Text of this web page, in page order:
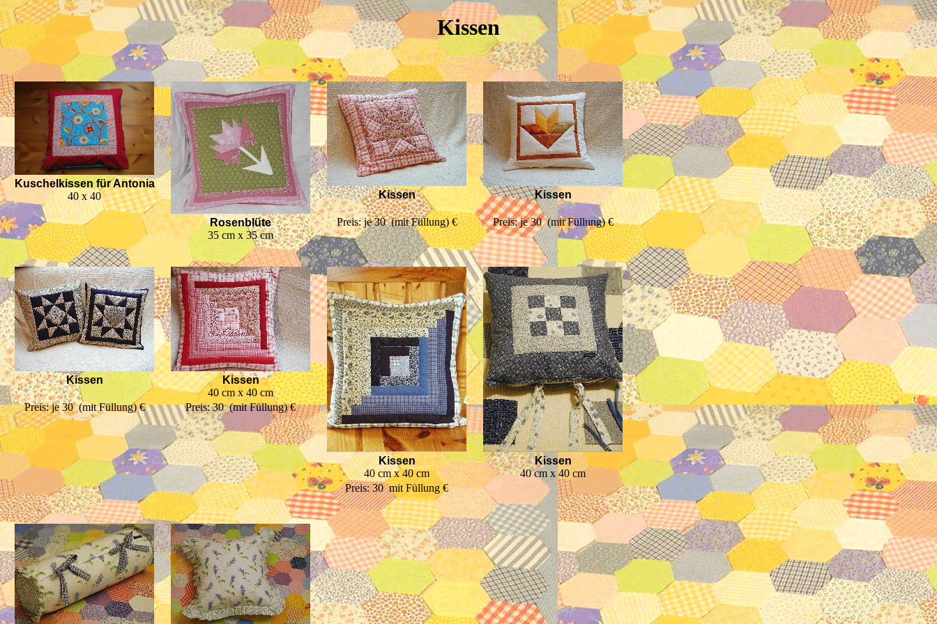
Kissen
Kuschelkissen für Antonia
40 x 40
Rosenblüte
35 cm x 35 cm
Kissen
Preis: je 30  (mit Füllung) €
Kissen
Preis: je 30  (mit Füllung) €
Kissen
Preis: je 30  (mit Füllung) €
Kissen
40 cm x 40 cm
Preis: 30  (mit Füllung) €
Kissen
40 cm x 40 cm
Preis: 30  mit Füllung €
Kissen
40 cm x 40 cm